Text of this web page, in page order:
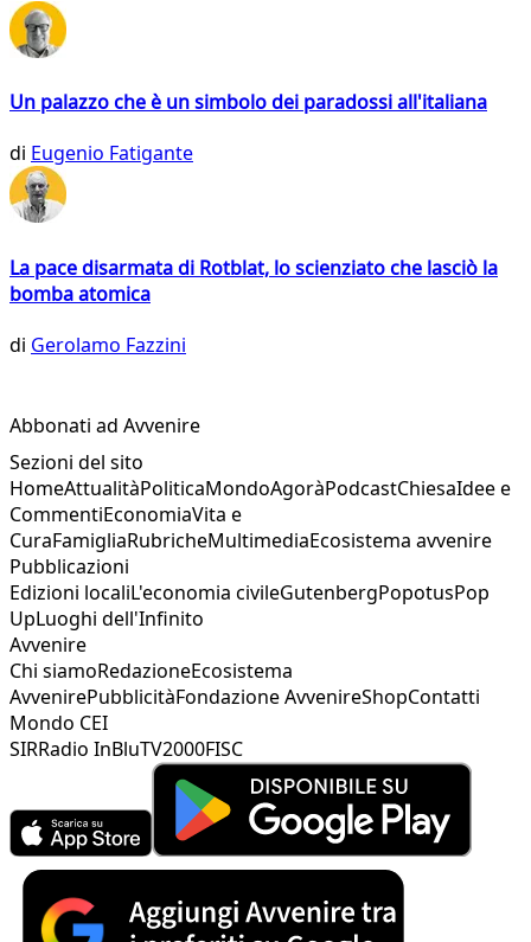
Un palazzo che è un simbolo dei paradossi all'italiana
di Eugenio Fatigante
La pace disarmata di Rotblat, lo scienziato che lasciò la
bomba atomica
di Gerolamo Fazzini
Abbonati ad Avvenire
Sezioni del sito
HomeAttualitàPoliticaMondoAgoràPodcastChiesaIdee e
CommentiEconomiaVita e
CuraFamigliaRubricheMultimediaEcosistema avvenire
Pubblicazioni
Edizioni localiL'economia civileGutenbergPopotusPop
UpLuoghi dell'Infinito
Avvenire
Chi siamoRedazioneEcosistema
AvvenirePubblicitàFondazione AvvenireShopContatti
Mondo CEI
SIRRadio InBluTV2000FISC